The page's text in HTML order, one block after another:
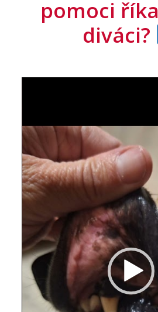
pomoci
diváci?